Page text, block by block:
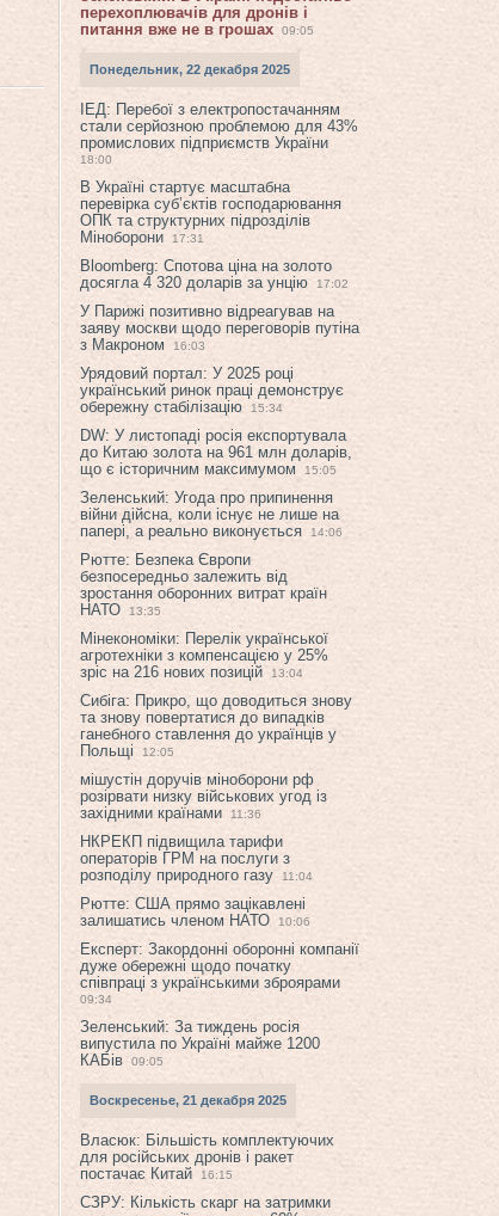
перехоплювачів для дронів і
питання вже не в грошах
09:05
Понедельник, 22 декабря 2025
ІЕД: Перебої з електропостачанням
стали серйозною проблемою для 43%
промислових підприємств України
18:00
В Україні стартує масштабна
перевірка суб’єктів господарювання
ОПК та структурних підрозділів
Міноборони
17:31
Bloomberg: Спотова ціна на золото
досягла 4 320 доларів за унцію
17:02
У Парижі позитивно відреагував на
заяву москви щодо переговорів путіна
з Макроном
16:03
Урядовий портал: У 2025 році
український ринок праці демонструє
обережну стабілізацію
15:34
DW: У листопаді росія експортувала
до Китаю золота на 961 млн доларів,
що є історичним максимумом
15:05
Зеленський: Угода про припинення
війни дійсна, коли існує не лише на
папері, а реально виконується
14:06
Рютте: Безпека Європи
безпосередньо залежить від
зростання оборонних витрат країн
НАТО
13:35
Мінекономіки: Перелік української
агротехніки з компенсацією у 25%
зріс на 216 нових позицій
13:04
Сибіга: Прикро, що доводиться знову
та знову повертатися до випадків
ганебного ставлення до українців у
Польщі
12:05
мішустін доручів міноборони рф
розірвати низку військових угод із
західними країнами
11:36
НКРЕКП підвищила тарифи
операторів ГРМ на послуги з
розподілу природного газу
11:04
Рютте: США прямо зацікавлені
залишатись членом НАТО
10:06
Експерт: Закордонні оборонні компанії
дуже обережні щодо початку
співпраці з українськими зброярами
09:34
Зеленський: За тиждень росія
випустила по Україні майже 1200
КАБів
09:05
Воскресенье, 21 декабря 2025
Власюк: Більшість комплектуючих
для російських дронів і ракет
постачає Китай
16:15
СЗРУ: Кількість скарг на затримки